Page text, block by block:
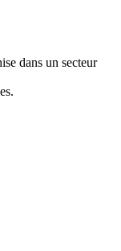
dans un secteur